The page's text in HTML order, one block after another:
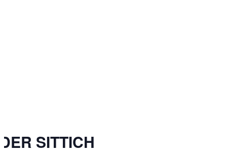
DER SITTICH